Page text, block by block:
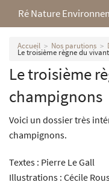
Ré Nature
L’association
Milieux rétais
Nos parutions
Accueil Nos parutions
Le troisième règne du
Le troisième
champignons
Voici un dossier très
champignons.
Textes : Pierre Le Gall
Illustrations : Cécile